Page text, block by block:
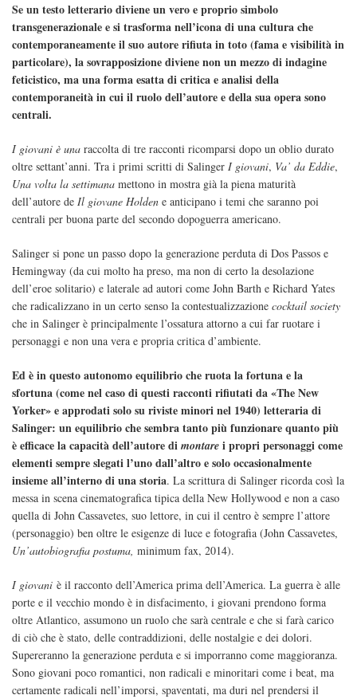
Se un testo letterario diviene un vero e proprio simbolo
transgenerazionale e si trasforma nell’icona di una cultura che
contemporaneamente il suo autore rifiuta in toto (fama e visibilità in
particolare), la sovrapposizione diviene non un mezzo di indagine
feticistico, ma una forma esatta di critica e analisi della
contemporaneità in cui il ruolo dell’autore e della sua opera sono
centrali.
I giovani è una raccolta di tre racconti ricomparsi dopo un oblio durato
oltre settant’anni. Tra i primi scritti di Salinger I giovani, Va’ da Eddie,
Una volta la settimana mettono in mostra già la piena maturità
dell’autore de Il giovane Holden e anticipano i temi che saranno poi
centrali per buona parte del secondo dopoguerra americano.
Salinger si pone un passo dopo la generazione perduta di Dos Passos e
Hemingway (da cui molto ha preso, ma non di certo la desolazione
dell’eroe solitario) e laterale ad autori come John Barth e Richard Yates
che radicalizzano in un certo senso la contestualizzazione cocktail society
che in Salinger è principalmente l’ossatura attorno a cui far ruotare i
personaggi e non una vera e propria critica d’ambiente.
Ed è in questo autonomo equilibrio che ruota la fortuna e la
sfortuna (come nel caso di questi racconti rifiutati da «The New
Yorker» e approdati solo su riviste minori nel 1940) letteraria di
Salinger: un equilibrio che sembra tanto più funzionare quanto più
è efficace la capacità dell’autore di montare i propri personaggi come
elementi sempre slegati l’uno dall’altro e solo occasionalmente
insieme all’interno di una storia. La scrittura di Salinger ricorda così la
messa in scena cinematografica tipica della New Hollywood e non a caso
quella di John Cassavetes, suo lettore, in cui il centro è sempre l’attore
(personaggio) ben oltre le esigenze di luce e fotografia (John Cassavetes,
Un’autobiografia postuma, minimum fax, 2014).
I giovani è il racconto dell’America prima dell’America. La guerra è alle
porte e il vecchio mondo è in disfacimento, i giovani prendono forma
oltre Atlantico, assumono un ruolo che sarà centrale e che si farà carico
di ciò che è stato, delle contraddizioni, delle nostalgie e dei dolori.
Supereranno la generazione perduta e si imporranno come maggioranza.
Sono giovani poco romantici, non radicali e minoritari come i beat, ma
certamente radicali nell’imporsi, spaventati, ma duri nel prendersi il